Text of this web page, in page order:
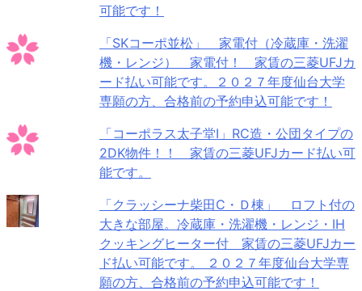
可能です！
「SKコーポ並松」 家電付（冷蔵庫・洗濯
機・レンジ） 家電付！ 家賃の三菱UFJカ
ード払い可能です。２０２７年度仙台大学
専願の方、合格前の予約申込可能です！
「コーポラス太子堂Ⅰ」RC造・公団タイプの
2DK物件！！ 家賃の三菱UFJカード払い可
能です。
「クラッシーナ柴田C・Ｄ棟」 ロフト付の
大きな部屋。冷蔵庫・洗濯機・レンジ・IH
クッキングヒーター付 家賃の三菱UFJカー
ド払い可能です。 ２０２７年度仙台大学専
願の方、合格前の予約申込可能です！